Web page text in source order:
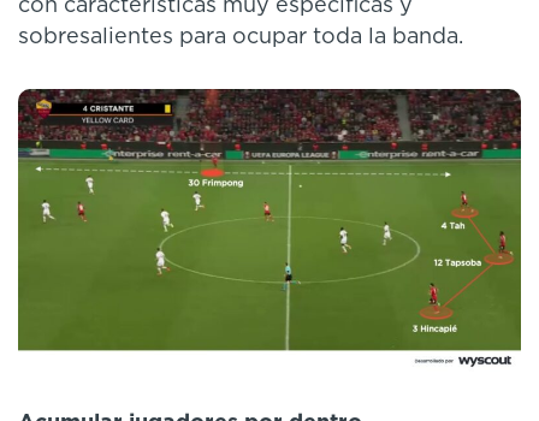
con características muy específicas y
sobresalientes para ocupar toda la banda.